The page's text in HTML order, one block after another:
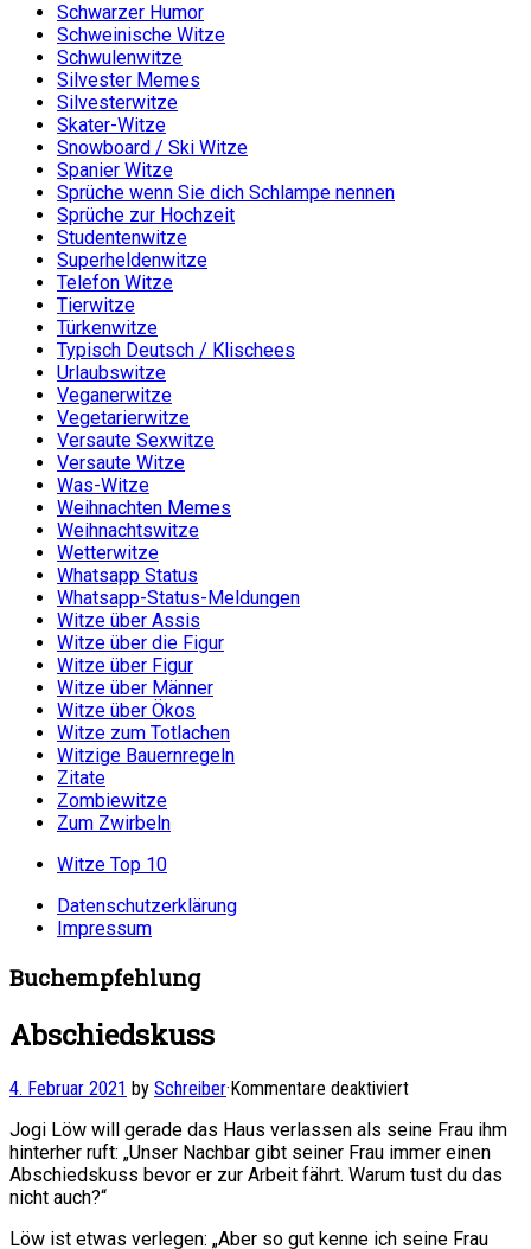
Schwarzer Humor
Schweinische Witze
Schwulenwitze
Silvester Memes
Silvesterwitze
Skater-Witze
Snowboard / Ski Witze
Spanier Witze
Sprüche wenn Sie dich Schlampe nennen
Sprüche zur Hochzeit
Studentenwitze
Superheldenwitze
Telefon Witze
Tierwitze
Türkenwitze
Typisch Deutsch / Klischees
Urlaubswitze
Veganerwitze
Vegetarierwitze
Versaute Sexwitze
Versaute Witze
Was-Witze
Weihnachten Memes
Weihnachtswitze
Wetterwitze
Whatsapp Status
Whatsapp-Status-Meldungen
Witze über Assis
Witze über die Figur
Witze über Figur
Witze über Männer
Witze über Ökos
Witze zum Totlachen
Witzige Bauernregeln
Zitate
Zombiewitze
Zum Zwirbeln
Witze Top 10
Datenschutzerklärung
Impressum
Buchempfehlung
Abschiedskuss
4. Februar 2021 by Schreiber·Kommentare deaktiviertfür
Jogi Löw will gerade das Haus verlassen als seine Frau ihm
hinterher ruft: „Unser Nachbar gibt seiner Frau immer einen
Abschiedskuss bevor er zur Arbeit fährt. Warum tust du das
nicht auch?“
Löw ist etwas verlegen: „Aber so gut kenne ich seine Frau